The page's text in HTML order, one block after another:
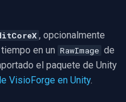
, opcionalmente
en un RawImage de
el paquete de Unity
VisioForge en Unity.